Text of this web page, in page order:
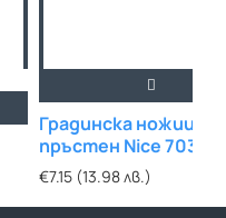
Градинска ножица
пръстен Nice 703
€7.15 (13.98 лв.)